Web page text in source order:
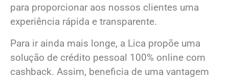
para proporcionar aos nossos clientes uma
experiência rápida e transparente.
Para ir ainda mais longe, a Lica propõe uma
solução de crédito pessoal 100% online com
cashback. Assim, beneficia de uma vantagem